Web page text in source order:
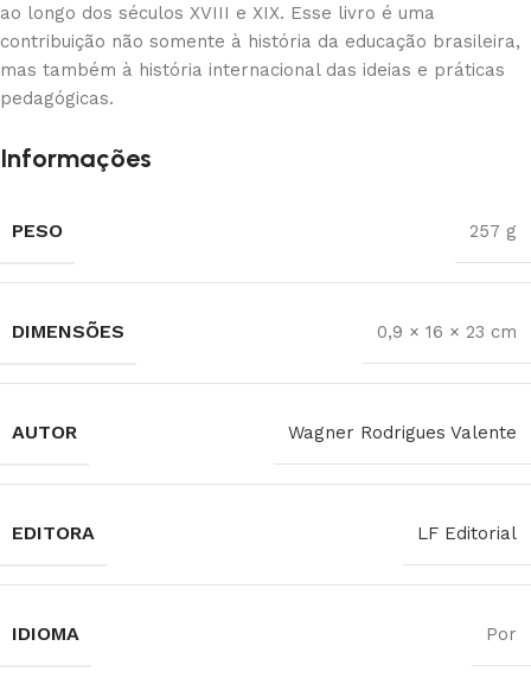
ao longo dos séculos XVIII e XIX. Esse livro é uma
contribuição não somente à história da educação brasileira,
mas também à história internacional das ideias e práticas
pedagógicas.
Informações
PESO 257 g
DIMENSÕES 0,9 × 16 × 23 cm
AUTOR Wagner Rodrigues Valente
EDITORA LF Editorial
IDIOMA Por